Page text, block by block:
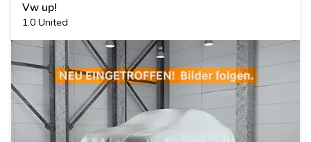
Vw up!
1.0 United